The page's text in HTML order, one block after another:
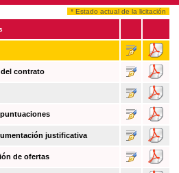
* Estado actual de la licitación
contrato
justificativa
de ofertas